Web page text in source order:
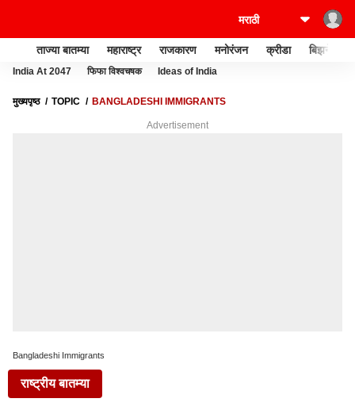
ताज्या बातम्या महाराष्ट्र राजकारण मनोरंजन क्रीडा बिझनेस
India At 2047 फिफा विश्वचषक Ideas of India
मुख्यपृष्ठ TOPIC BANGLADESHI IMMIGRANTS
Advertisement
Bangladeshi Immigrants
राष्ट्रीय बातम्या